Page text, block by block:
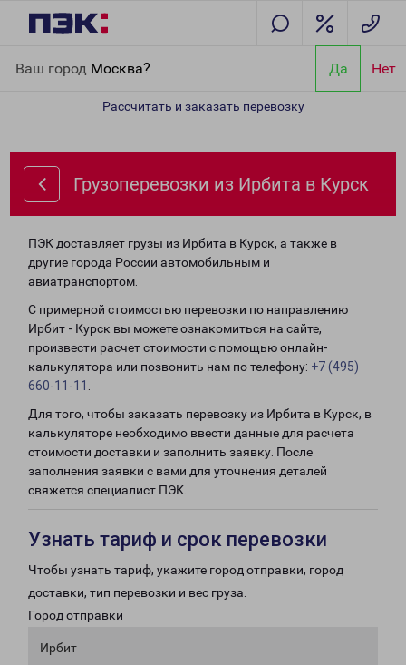
Ваш город Москва? Да Нет
Рассчитать и заказать перевозку
Грузоперевозки из Ирбита в Курск
ПЭК доставляет грузы из Ирбита в Курск, а также в
другие города России автомобильным и
авиатранспортом.
С примерной стоимостью перевозки по направлению
Ирбит - Курск вы можете ознакомиться на сайте,
произвести расчет стоимости с помощью онлайн-
калькулятора или позвонить нам по телефону: +7 (495)
660-11-11
Для того, чтобы заказать перевозку из Ирбита в Курск, в
калькуляторе необходимо ввести данные для расчета
стоимости доставки и заполнить заявку. После
заполнения заявки с вами для уточнения деталей
свяжется специалист ПЭК.
Узнать тариф и срок перевозки
Чтобы узнать тариф, укажите город отправки, город
доставки, тип перевозки и вес груза.
Город отправки
Ирбит